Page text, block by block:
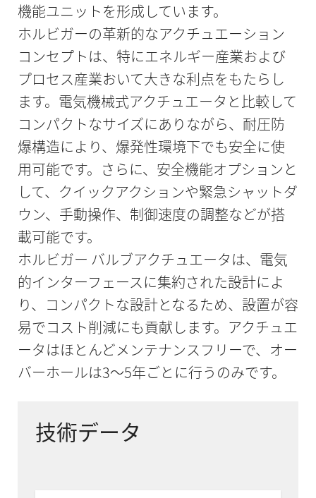
機能ユニットを形成しています。
ホルビガーの革新的なアクチュエーション
コンセプトは、特にエネルギー産業および
プロセス産業おいて大きな利点をもたらし
ます。電気機械式アクチュエータと比較して
コンパクトなサイズにありながら、耐圧防
爆構造により、爆発性環境下でも安全に使
用可能です。さらに、安全機能オプションと
して、クイックアクションや緊急シャットダ
ウン、手動操作、制御速度の調整などが搭
載可能です。
ホルビガー バルブアクチュエータは、電気
的インターフェースに集約された設計によ
り、コンパクトな設計となるため、設置が容
易でコスト削減にも貢献します。アクチュエ
ータはほとんどメンテナンスフリーで、オー
バーホールは3～5年ごとに行うのみです。
技術データ